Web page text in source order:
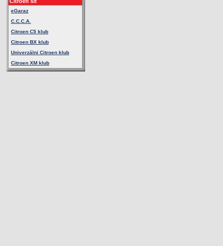
eGaraz
C.C.C.A.
Citroen C5 klub
Citroen BX klub
Univerzálni Citroen klub
Citroen XM klub